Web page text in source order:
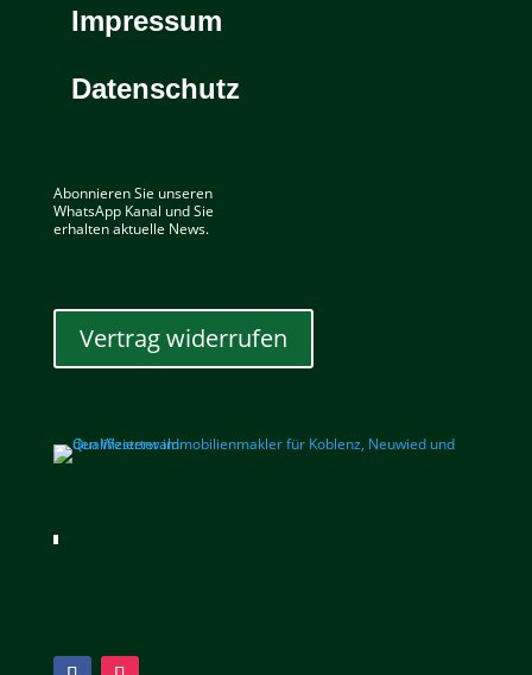
Impressum
Datenschutz
Abonnieren Sie unseren
WhatsApp Kanal und Sie
erhalten aktuelle News.
Vertrag widerrufen